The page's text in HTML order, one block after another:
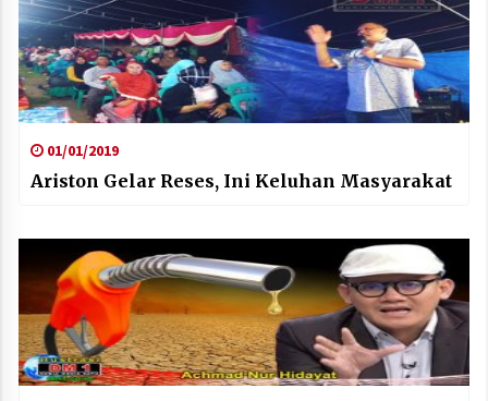
01/01/2019
Ariston Gelar Reses, Ini Keluhan Masyarakat